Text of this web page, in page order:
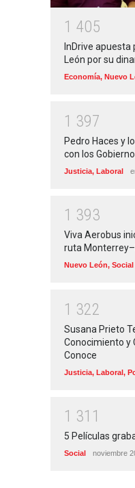
1 405
InDrive apuesta
León por su
Economía, Nuevo
1 397
Pedro Haces y
con los
Justicia, Laboral
1 393
Viva Aerobus
ruta
Nuevo León, Social
1 322
Susana Prieto
Conocimiento y
Conoce
Justicia, Laboral,
1 31 1
5 Películas
Social noviembre